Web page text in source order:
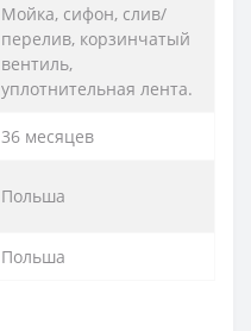
Мойка, сифон, слив/
перелив, корзинчатый
вентиль,
уплотнительная лента.
36 месяцев
Польша
Польша